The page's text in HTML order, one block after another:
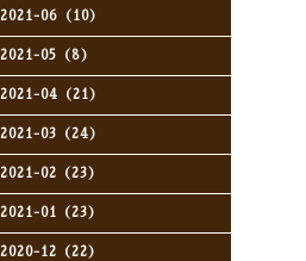
2021-06（10）
2021-05（8）
2021-04（21）
2021-03（24）
2021-02（23）
2021-01（23）
2020-12（22）